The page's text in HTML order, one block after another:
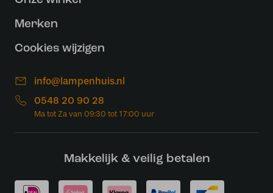
Merken
Cookies wijzigen
info@lampenhuis.nl
0548 20 90 28
Makkelijk & veilig betalen